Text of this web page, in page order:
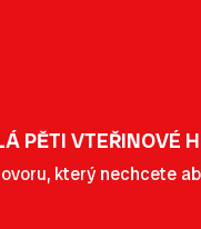
PĚTI VTEŘINOVÉ
který nechcete